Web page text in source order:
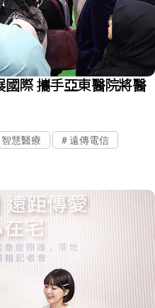
際 攜手亞東醫院將醫
智慧醫療
遠傳電信